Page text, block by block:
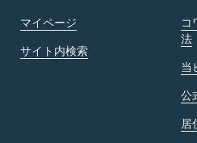
マイページ
サイト内検索
コ
法
当
公
居
産権等）
本サービスを通じて会員に
ト、デザイン、写真、画像
す。）の著作権、商標権お
は全て当社または当社にコ